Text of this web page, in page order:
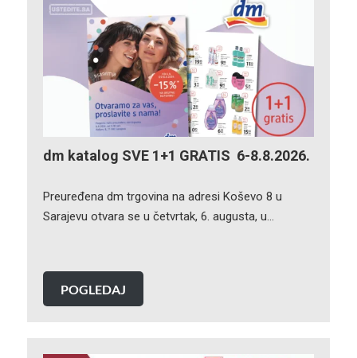
dm katalog SVE 1+1 GRATIS 6-8.8.2026.
Preuređena dm trgovina na adresi Koševo 8 u
Sarajevu otvara se u četvrtak, 6. augusta, u…
POGLEDAJ